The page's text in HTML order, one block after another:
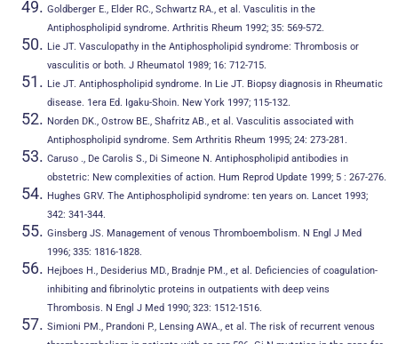
Goldberger E., Elder RC., Schwartz RA., et al. Vasculitis in the
Antiphospholipid syndrome. Arthritis Rheum 1992; 35: 569-572.
Lie JT. Vasculopathy in the Antiphospholipid syndrome: Thrombosis or
vasculitis or both. J Rheumatol 1989; 16: 712-715.
Lie JT. Antiphospholipid syndrome. In Lie JT. Biopsy diagnosis in Rheumatic
disease. 1era Ed. Igaku-Shoin. New York 1997; 115-132.
Norden DK., Ostrow BE., Shafritz AB., et al. Vasculitis associated with
Antiphospholipid syndrome. Sem Arthritis Rheum 1995; 24: 273-281.
Caruso ., De Carolis S., Di Simeone N. Antiphospholipid antibodies in
obstetric: New complexities of action. Hum Reprod Update 1999; 5 : 267-276.
Hughes GRV. The Antiphospholipid syndrome: ten years on. Lancet 1993;
342: 341-344.
Ginsberg JS. Management of venous Thromboembolism. N Engl J Med
1996; 335: 1816-1828.
Hejboes H., Desiderius MD., Bradnje PM., et al. Deficiencies of coagulation-
inhibiting and fibrinolytic proteins in outpatients with deep veins
Thrombosis. N Engl J Med 1990; 323: 1512-1516.
Simioni PM., Prandoni P., Lensing AWA., et al. The risk of recurrent venous